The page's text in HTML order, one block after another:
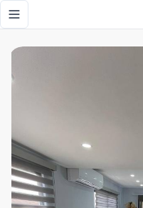
Toggle navigation menu
Apartamento en alquiler